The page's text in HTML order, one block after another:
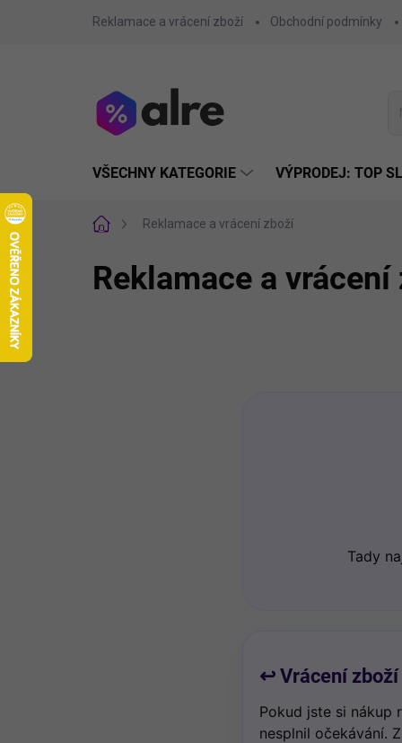
Reklamace a vrácení zboží Obchodní podmínky
VŠECHNY KATEGORIE VÝPRODEJ: TOP
Domů Reklamace a vrácení zboží
Reklamace a vrácení
Tady
↩️ Vrácení zboží
Pokud jste si nákup
nesplnil očekávání.